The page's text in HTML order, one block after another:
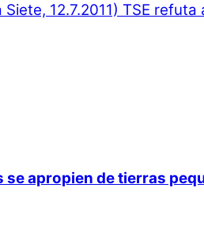
12.7.2011) TSE refuta
apropien de tierras